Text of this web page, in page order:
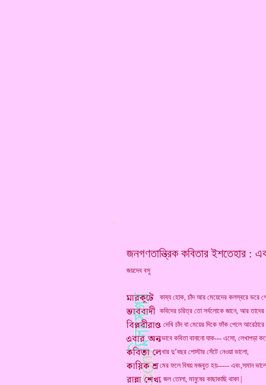
*
জনগণতান্ত্রিক কবিতার ইশতেহার :
জয়দেব বসু
কাব্য হোক, চাঁদ আর মেয়েদের কলস্বরে ভরে
কবিদের চরিত্র তো সর্বলোকে জানে, আর
. দেখি চাঁদ বা মেয়ের দিকে ফাঁক পেলে আরেঠারে
.ভাবে কবিতা বানানো যাক--- এসো, লেখাপড়া
.খার দু’বছর পোস্টার সেঁটে নেওয়া ভালো,
মের ফলে বিষয় মজবুত হয়----- এবং,সমান
, জল তোলা, মানুষের কাছাকাছি থাকা |